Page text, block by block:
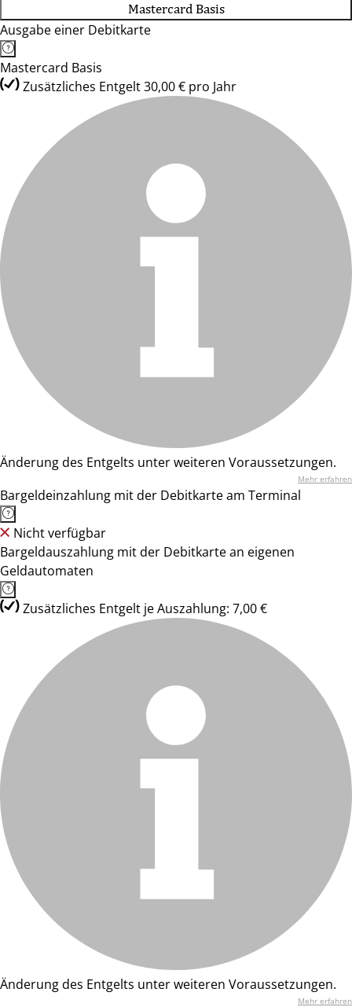
Mastercard Basis
Ausgabe einer Debitkarte
Mastercard Basis
Zusätzliches Entgelt 30,00 € pro Jahr
Änderung des Entgelts unter weiteren Voraussetzungen.
Mehr erfahren
Bargeldeinzahlung mit der Debitkarte am Terminal
Nicht verfügbar
Bargeldauszahlung mit der Debitkarte an eigenen
Geldautomaten
Zusätzliches Entgelt je Auszahlung: 7,00 €
Änderung des Entgelts unter weiteren Voraussetzungen.
Mehr erfahren